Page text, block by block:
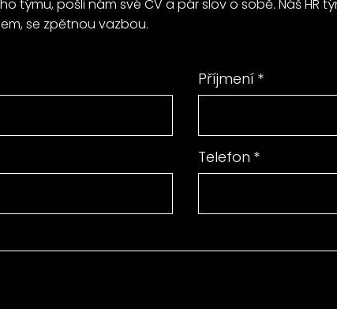
týmu, pošli nám své CV a pár slov o sobě. Náš HR
se zpětnou vazbou.
Příjmení *
Telefon *